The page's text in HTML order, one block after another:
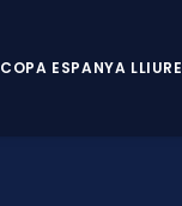
COPA ESPANYA LLIURE